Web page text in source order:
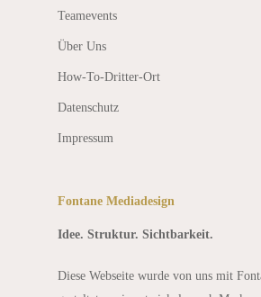
Teamevents
Über Uns
How-To-Dritter-Ort
Datenschutz
Impressum
Fontane Mediadesign
Idee. Struktur. Sichtbarkeit.
Diese Webseite wurde von uns mit